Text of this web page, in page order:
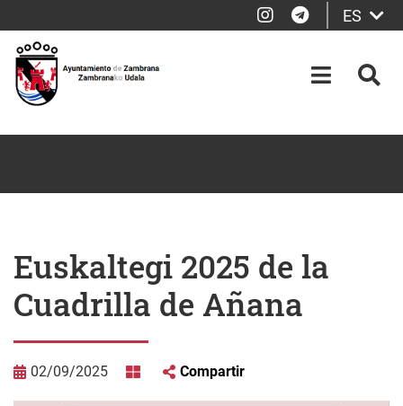
Instagram
Telegram
ES
OPEN-
Euskaltegi 2025 de la
Cuadrilla de Añana
02/09/2025 Compartir